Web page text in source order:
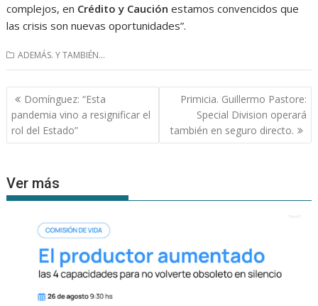
complejos, en Crédito y Caución estamos convencidos que
las crisis son nuevas oportunidades”.
ADEMÁS. Y TAMBIÉN...
Navegación
de
entradas
Domínguez: “Esta
pandemia vino a resignificar el
rol del Estado”
Primicia. Guillermo Pastore:
Special Division operará
también en seguro directo.
Ver más